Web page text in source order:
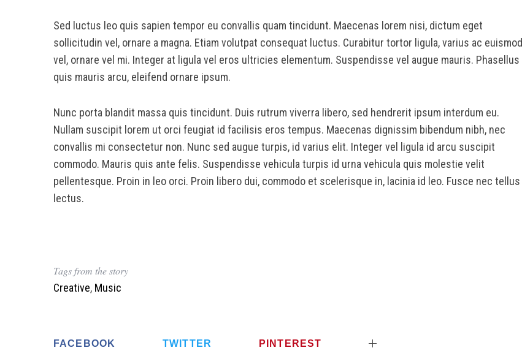
Sed luctus leo quis sapien tempor eu convallis quam tincidunt. Maecenas lorem nisi, dictum eget
sollicitudin vel, ornare a magna. Etiam volutpat consequat luctus. Curabitur tortor ligula, varius ac euismod
vel, ornare vel mi. Integer at ligula vel eros ultricies elementum. Suspendisse vel augue mauris. Phasellus
quis mauris arcu, eleifend ornare ipsum.
Nunc porta blandit massa quis tincidunt. Duis rutrum viverra libero, sed hendrerit ipsum interdum eu.
Nullam suscipit lorem ut orci feugiat id facilisis eros tempus. Maecenas dignissim bibendum nibh, nec
convallis mi consectetur non. Nunc sed augue turpis, id varius elit. Integer vel ligula id arcu suscipit
commodo. Mauris quis ante felis. Suspendisse vehicula turpis id urna vehicula quis molestie velit
pellentesque. Proin in leo orci. Proin libero dui, commodo et scelerisque in, lacinia id leo. Fusce nec tellus
lectus.
Tags from the story
Creative, Music
FACEBOOK TWITTER PINTEREST